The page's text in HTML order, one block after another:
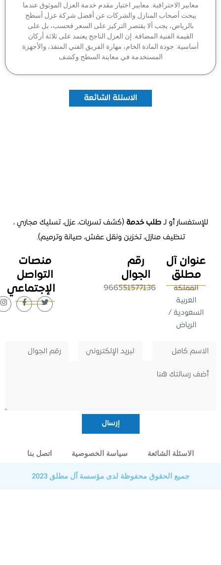
الاحترافية. معايير اختيار مقدم خدمة العزل الموثوق عندما
يبحث أصحاب المنازل والشركات عن أفضل شركة عزل أسطح
بالرياض، يجب ألا يقتصر التركيز على السعر فحسب، بل على
القيمة الفنية المضافة. إن العزل الناجح يعتمد على ثلاثة أركان
جودة المادة الخام، مهارة الفريق الفني المنفذ، والأجهزة
المستخدمة في معاينة السطح وكشف
الاسئلة الشائعة
أو لـطلب خدمة(كشف تسربات، عزل، تسليك مجاري ،
تنظيف منازل، تخزين ونقل عفش، صيانة وترميم).
آل
/
رقم
الجوال
966551577136
منصات
التواصل
الإجتماعي
الاسئلة الشائعة سياسة الخصوصية اتصل بنا
جميع الحقوق محفوظة لدى مؤسسة آل مطلق 2023